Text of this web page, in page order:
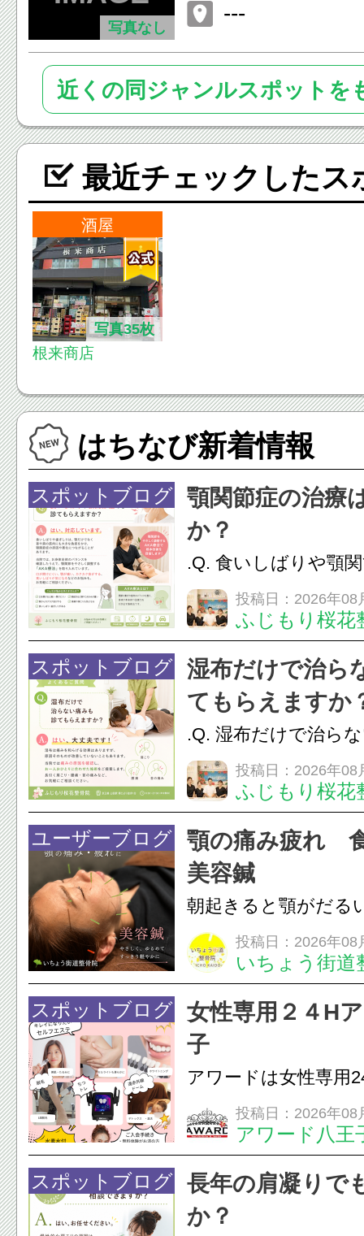
写真なし
---
近くの同ジャンルスポットを
最近チェックしたス
酒屋
写真35枚
根来商店
はちなび新着情報
スポットブログ
顎関節症の治療
か？
.Q. 食いしばりや顎
らえますか？A. はい
す。食いしばりや歯
けでなく首や肩の筋
担をかけ、顎関節症
つながることがあり
投稿日：2026年08
ふじもり桜花
スポットブログ
湿布だけで治ら
てもらえますか
.Q. 湿布だけで治ら
らえますか？A. はい
湿布は痛みを和らげ
すが、原因そのもの
いこともあります。
原因を確認し、お一
投稿日：2026年08
ふじもり桜花
ユーザーブログ
顎の痛み疲れ
美容鍼
朝起きると顎がだる
ありませんか？無意
は、顎の痛みや疲れ
フェイスラインの張
のこわばり・頭痛や
ながることがありま
投稿日：2026年08
いちょう街道
スポットブログ
女性専用２４H
子
アワードは女性専用
フエステを 思いっ
開催中
投稿日：2026年08
アワード八王
24時間ジム&
脱毛
スポットブログ
長年の肩凝りで
か？